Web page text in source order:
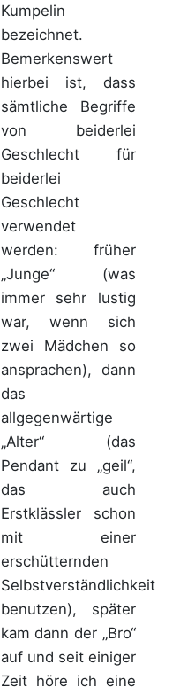
Kumpelin
bezeichnet.
Bemerkenswert
hierbei ist, dass
sämtliche Begriffe
von beiderlei
Geschlecht für
beiderlei
Geschlecht
verwendet
werden: früher
„Junge“ (was
immer sehr lustig
war, wenn sich
zwei Mädchen so
ansprachen), dann
das
allgegenwärtige
„Alter“ (das
Pendant zu „geil“,
das auch
Erstklässler schon
mit einer
erschütternden
Selbstverständlichkeit
benutzen), später
kam dann der „Bro“
auf und seit einiger
Zeit höre ich eine